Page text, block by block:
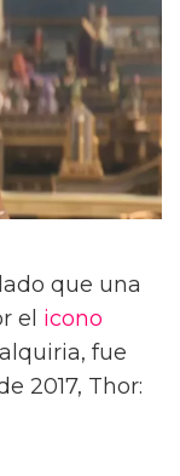
que una
el icono
fue
2017, Thor: